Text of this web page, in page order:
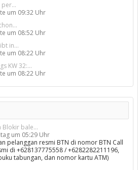
um 09:32 Uhr
um 08:52 Uhr
in...
um 08:22 Uhr
KW 32:...
um 08:22 Uhr
Blokir bale...
um 05:29 Uhr
pelanggan resmi BTN di nomor BTN Call
di +628137775558 / +6282282211196,
tabungan, dan nomor kartu ATM)